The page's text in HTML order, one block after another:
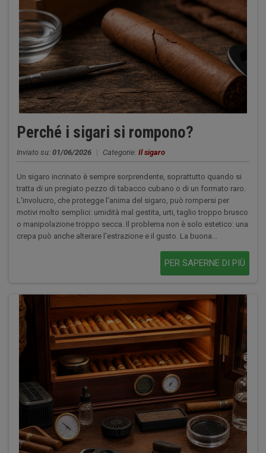
Perché i sigari si rompono?
Inviato su: 01/06/2026 | Categorie: Il sigaro
Un sigaro incrinato è sempre sorprendente, soprattutto quando si
tratta di un pregiato pezzo di tabacco cubano o di un formato raro.
L'involucro, che protegge l'anima del sigaro, può rompersi per
motivi molto semplici: umidità mal gestita, urti, taglio troppo brusco
o manipolazione troppo secca. Il problema non è solo estetico: una
crepa può anche alterare l'estrazione e il gusto. La buona...
PER SAPERNE DI PIÙ